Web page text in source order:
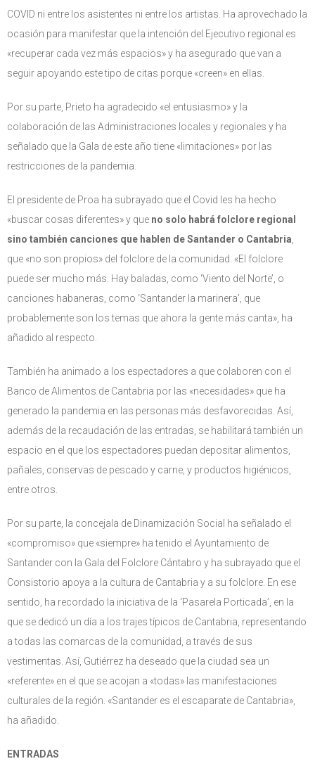
COVID ni entre los asistentes ni entre los artistas. Ha aprovechado la
ocasión para manifestar que la intención del Ejecutivo regional es
«recuperar cada vez más espacios» y ha asegurado que van a
seguir apoyando este tipo de citas porque «creen» en ellas.
Por su parte, Prieto ha agradecido «el entusiasmo» y la
colaboración de las Administraciones locales y regionales y ha
señalado que la Gala de este año tiene «limitaciones» por las
restricciones de la pandemia.
El presidente de Proa ha subrayado que el Covid les ha hecho
«buscar cosas diferentes» y que no solo habrá folclore regional
sino también canciones que hablen de Santander o Cantabria
que «no son propios» del folclore de la comunidad. «El folclore
puede ser mucho más. Hay baladas, como ‘Viento del Norte’, o
canciones habaneras, como ‘Santander la marinera’, que
probablemente son los temas que ahora la gente más canta», ha
añadido al respecto.
También ha animado a los espectadores a que colaboren con el
Banco de Alimentos de Cantabria por las «necesidades» que ha
generado la pandemia en las personas más desfavorecidas. Así,
además de la recaudación de las entradas, se habilitará también un
espacio en el que los espectadores puedan depositar alimentos,
pañales, conservas de pescado y carne, y productos higiénicos,
entre otros.
Por su parte, la concejala de Dinamización Social ha señalado el
«compromiso» que «siempre» ha tenido el Ayuntamiento de
Santander con la Gala del Folclore Cántabro y ha subrayado que el
Consistorio apoya a la cultura de Cantabria y a su folclore. En ese
sentido, ha recordado la iniciativa de la ‘Pasarela Porticada’, en la
que se dedicó un día a los trajes típicos de Cantabria, representando
a todas las comarcas de la comunidad, a través de sus
vestimentas. Así, Gutiérrez ha deseado que la ciudad sea un
«referente» en el que se acojan a «todas» las manifestaciones
culturales de la región. «Santander es el escaparate de Cantabria»,
ha añadido.
ENTRADAS